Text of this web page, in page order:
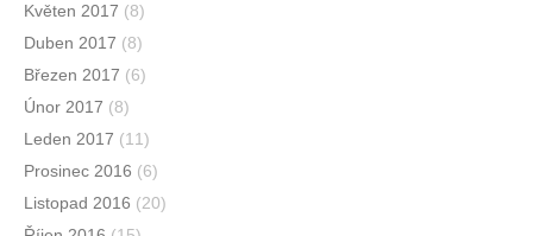
Květen 2017 (8)
Duben 2017 (8)
Březen 2017 (6)
Únor 2017 (8)
Leden 2017 (11)
Prosinec 2016 (6)
Listopad 2016 (20)